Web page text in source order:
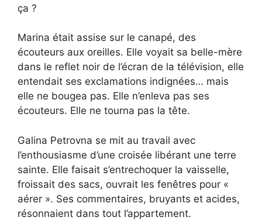
ça ?
Marina était assise sur le canapé, des
écouteurs aux oreilles. Elle voyait sa belle-mère
dans le reflet noir de l’écran de la télévision, elle
entendait ses exclamations indignées… mais
elle ne bougea pas. Elle n’enleva pas ses
écouteurs. Elle ne tourna pas la tête.
Galina Petrovna se mit au travail avec
l’enthousiasme d’une croisée libérant une terre
sainte. Elle faisait s’entrechoquer la vaisselle,
froissait des sacs, ouvrait les fenêtres pour «
aérer ». Ses commentaires, bruyants et acides,
résonnaient dans tout l’appartement.